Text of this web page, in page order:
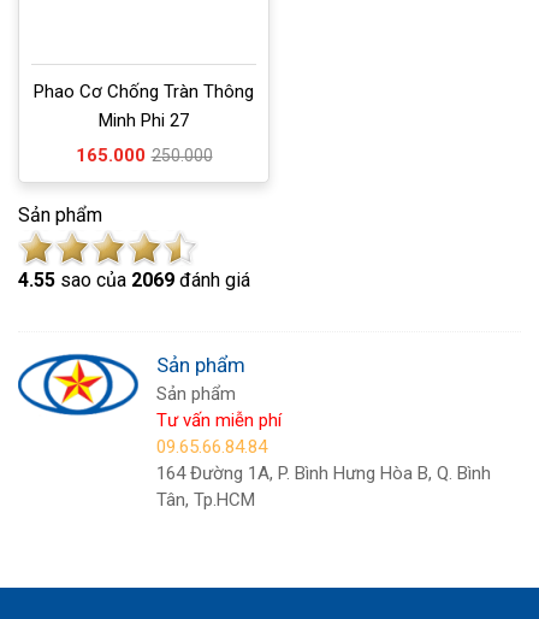
Phao Cơ Chống Tràn Thông
Minh Phi 27
165.000 250.000
Sản phẩm
4.55 sao của 2069 đánh giá
Sản phẩm
Sản phẩm
Tư vấn miễn phí
09.65.66.84.84
164 Đường 1A, P. Bình Hưng Hòa B, Q. Bình
Tân, Tp.HCM